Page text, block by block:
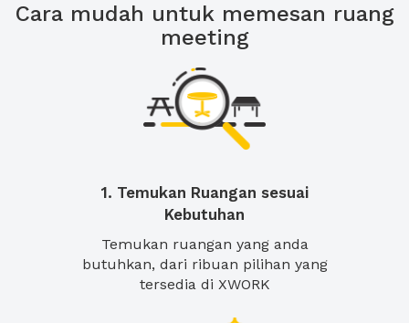
Cara mudah untuk memesan ruang
meeting
1. Temukan Ruangan sesuai
Kebutuhan
Temukan ruangan yang anda
butuhkan, dari ribuan pilihan yang
tersedia di XWORK